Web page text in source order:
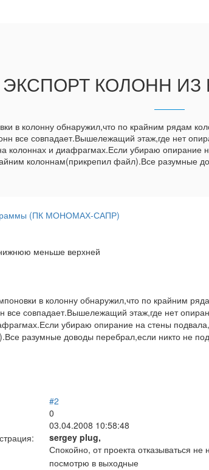
ЭКСПОРТ КОЛОНН
в колонну обнаружил,что по крайним рядам
все совпадает.Вышележащий этаж,где нет
колоннах и диафрагмах.Если убираю опирание
колоннам(прикрепил файл).Все разумные
(ПК МОНОМАХ-САПР)
нижнюю меньше верхней
в колонну обнаружил,что по крайним
все совпадает.Вышележащий этаж,где нет
убираю опирание на стены
разумные доводы перебрал,если никто не
#2
0
03.04.2008 10:58:48
sergey plug,
Спокойно, от проекта отказываться
посмотрю в выходные